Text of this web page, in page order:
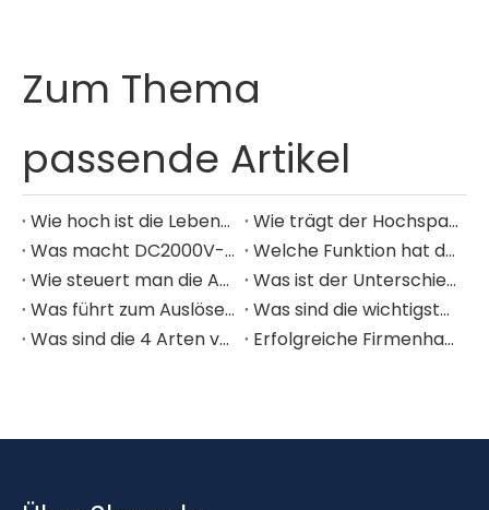
Zum Thema
passende Artikel
Wie hoch ist die Lebenserwartung eines Kompaktleistungsschalters?
Wie trägt der Hochspannungs-MCCB zur Energieeinsparung und Kostensenkung bei?
Was macht DC2000V-MCCBs besser für Anwendungen im Bereich erneuerbare Energien geeignet?
Welche Funktion hat der Primärtransformator?
Wie steuert man die Ausgangsspannung eines Transformators?
Was ist der Unterschied zwischen MCCB und MCB?
Was führt zum Auslösen eines Kompaktleistungsschalters?
Was sind die wichtigsten Sicherheitsvorrichtungen, die mit Transformatoren erhältlich sind?
Was sind die 4 Arten von MCB?
​Erfolgreiche Firmenhauptversammlung